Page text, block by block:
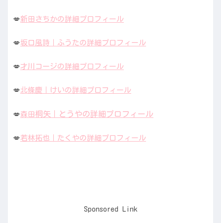
💋新田さちかの詳細プロフィール
💋坂口風詩｜ふうたの詳細プロフィール
💋才川コージの詳細プロフィール
💋北條慶｜けいの詳細プロフィール
💋森田 桐矢｜とうやの詳細プロフィール
💋若林拓也｜たくやの詳細プロフィール
Sponsored Link